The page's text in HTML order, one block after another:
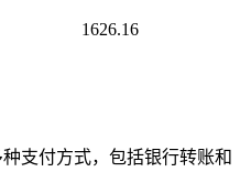
1626.16
种支付方式，包括银行转账和